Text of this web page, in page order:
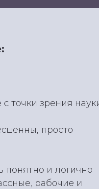
точки зрения
просто
и логично
рабочие и